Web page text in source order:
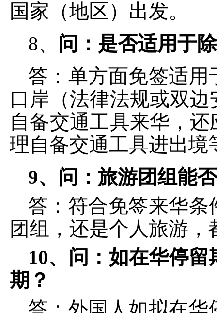
国家（地区）出发。
8、 问 ： 是否适用于
答：单方面免签适
口岸（法律法规或双
自备交通工具来华，
理自备交通工具进出境
9、 问 ： 旅游团组能
答：符合免签来华
团组，还是个人旅游
10、 问 ： 如在华停留
期？